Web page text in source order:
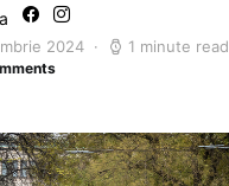
2024 1 minute read